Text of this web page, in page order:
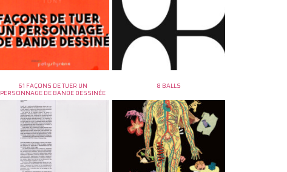
61 FAÇONS DE TUER UN
PERSONNAGE DE BANDE DESSINÉE
8 BALLS